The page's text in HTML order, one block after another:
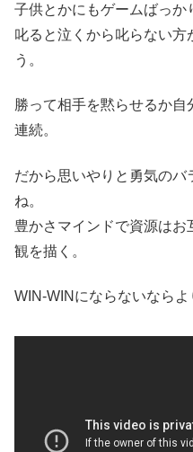
子供とかにもゲームばっか
叱ると泣くから叱らない方
う。
勝って相手を黙らせるか自
連続。
だから思いやりと勇気の
ね。
豊かさマインドで資源は
観を描く。
WIN-WINにならないならよ